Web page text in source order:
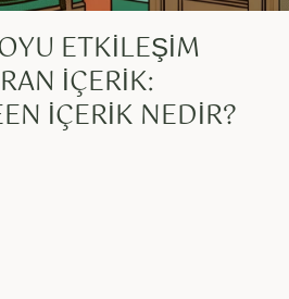
ETKILEŞIM
İÇERIK:
İÇERIK NEDIR?